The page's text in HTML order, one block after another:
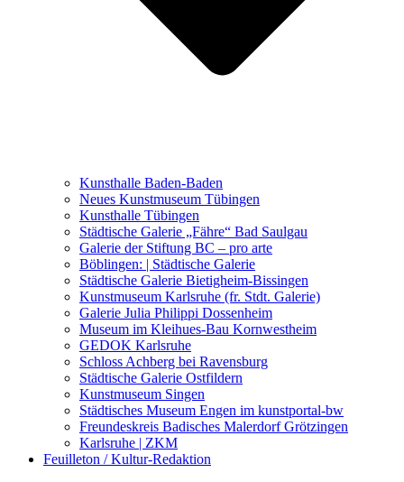
Was seither geschah
Kunstwettbewerbe, Ausschreibungen für Künstler
Kunsthalle Baden-Baden
Neues Kunstmuseum Tübingen
Kunsthalle Tübingen
Städtische Galerie „Fähre“ Bad Saulgau
Galerie der Stiftung BC – pro arte
Böblingen: | Städtische Galerie
Städtische Galerie Bietigheim-Bissingen
Kunstmuseum Karlsruhe (fr. Stdt. Galerie)
Galerie Julia Philippi Dossenheim
Museum im Kleihues-Bau Kornwestheim
GEDOK Karlsruhe
Schloss Achberg bei Ravensburg
Städtische Galerie Ostfildern
Kunstmuseum Singen
Städtisches Museum Engen im kunstportal-bw
Freundeskreis Badisches Malerdorf Grötzingen
Karlsruhe | ZKM
Feuilleton / Kultur-Redaktion